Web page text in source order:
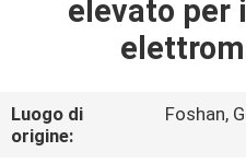
NOI
elevato per
Luogo di
origine:
Foshan,